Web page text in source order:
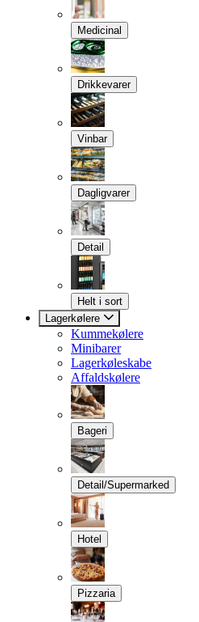
Medicinal
Drikkevarer
Vinbar
Dagligvarer
Detail
Helt i sort
Lagerkølere
Kummekølere
Minibarer
Lagerkøleskabe
Affaldskølere
Bageri
Detail/Supermarked
Hotel
Pizzaria